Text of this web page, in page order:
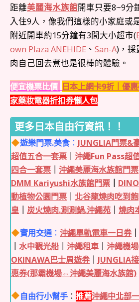
距離美麗海水族館開車只要8~9分
入住9人，像我們這樣的小家庭或
附近開車約15分鐘有3間大小超市(
own Plaza ANEHIDE 、 San-A)，採
肉自己回去煮也是很棒的體驗。
便宜機票比價 日本上網卡9折｜優惠
家藥妝電器折扣券懶人包
更多日本自由行資訊！！
遊樂門票.美食： JUNGLIA門票&
超值五合一套票
沖繩Fun Pass超
四合一套票
沖繩美麗海水族館門票
DMM Kariyushi水族館門票
動植物公園門票
北谷龍燒肉吃到飽
皇
炭火燒肉.涮涮鍋.沖繩苑 燒肉
實用交通 ：沖繩單軌電車一日券
水中觀光船 沖繩租車 沖繩機
OKINAWA巴士周遊券｜ JUNGLIA
惠券(那霸機場⇔沖繩美麗海水族館)
自由行小幫手 ：推薦沖繩中北部